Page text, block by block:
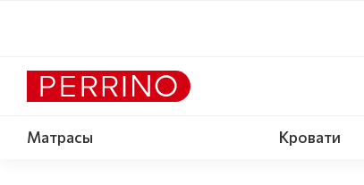
Матрасы Кровати